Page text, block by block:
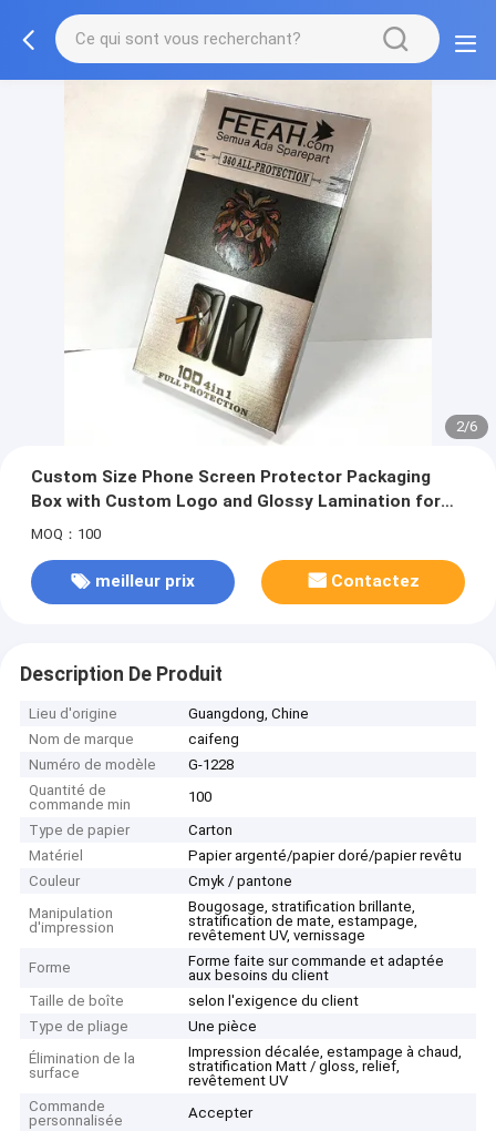
2/6
Custom Size Phone Screen Protector Packaging
Box with Custom Logo and Glossy Lamination for
Tempered Glass
MOQ：100
meilleur prix Contactez
Description De Produit
Lieu d'origine
Guangdong, Chine
Nom de marque
caifeng
Numéro de modèle
G-1228
Quantité de
commande min
100
Type de papier
Carton
Matériel
Papier argenté/papier doré/papier revêtu
Couleur
Cmyk / pantone
Manipulation
d'impression
Bougosage, stratification brillante,
stratification de mate, estampage,
revêtement UV, vernissage
Forme
Forme faite sur commande et adaptée
aux besoins du client
Taille de boîte
selon l'exigence du client
Type de pliage
Une pièce
Élimination de la
surface
Impression décalée, estampage à chaud,
stratification Matt / gloss, relief,
revêtement UV
Commande
personnalisée
Accepter